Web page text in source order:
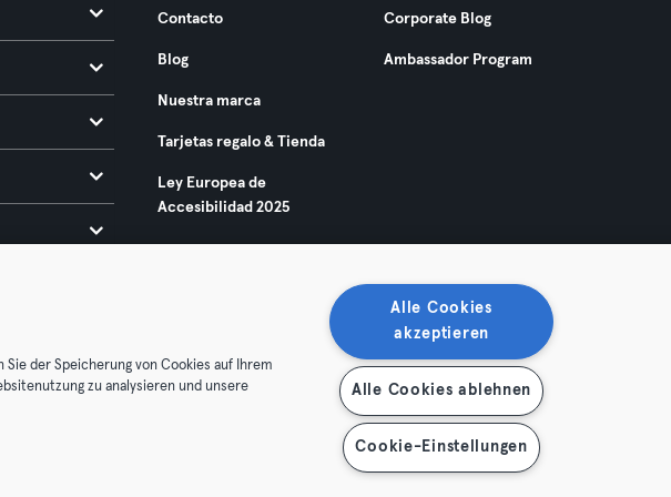
Contacto
Blog
Nuestra marca
Tarjetas regalo & Tienda
Ley Europea de
Accesibilidad 2025
Corporate Blog
Ambassador Program
Rescindir contratos aquí
der Speicherung von Cookies auf Ihrem
zu analysieren und unsere
Alle Cookies
akzeptieren
Alle Cookies ablehnen
Cookie-Einstellungen